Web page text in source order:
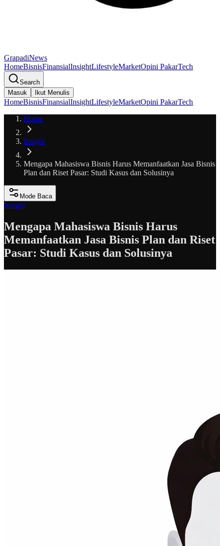
GrapadiNews
HomeBisnisFinansialInsightLifestyleMarketOpini PakarTech
Search
Masuk
Ikut Menulis
HomeBisnisFinansialInsightLifestyleMarketOpini PakarTech
Home
Insight
Mengapa Mahasiswa Bisnis Harus Memanfaatkan Jasa Bisnis
Plan dan Riset Pasar: Studi Kasus dan Solusinya
Mode Baca
Insight
Mengapa Mahasiswa Bisnis Harus
Memanfaatkan Jasa Bisnis Plan dan Riset
Pasar: Studi Kasus dan Solusinya